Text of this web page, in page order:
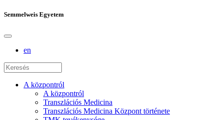
Semmelweis Egyetem
en
A központról
A központról
Transzlációs Medicina
Transzlációs Medicina Központ története